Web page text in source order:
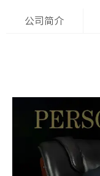
公司简介